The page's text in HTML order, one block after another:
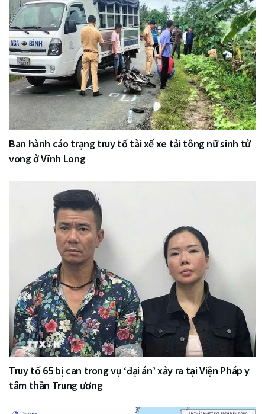
Ban hành cáo trạng truy tố tài xế xe tải tông nữ sinh tử
vong ở Vĩnh Long
Truy tố 65 bị can trong vụ ‘đại án’ xảy ra tại Viện Pháp y
tâm thần Trung ương